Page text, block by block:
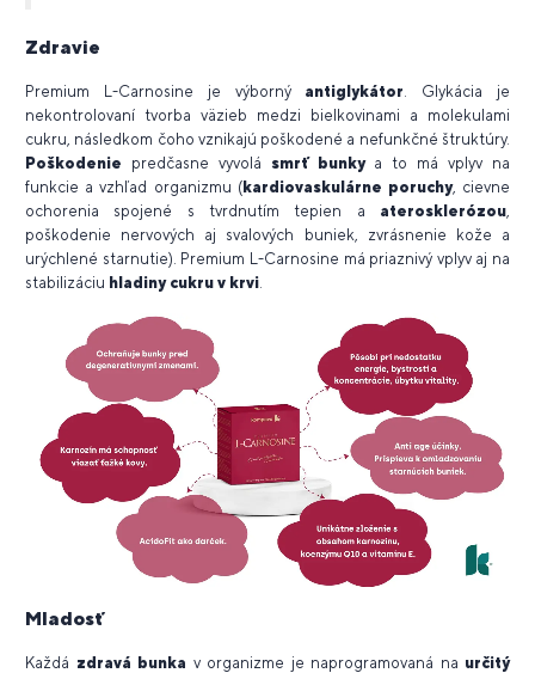
Zdravie
Premium L-Carnosine je výborný antiglykátor. Glykácia je
nekontrolovaní tvorba väzieb medzi bielkovinami a molekulami
cukru, následkom čoho vznikajú poškodené a nefunkčné štruktúry.
Poškodenie predčasne vyvolá smrť bunkya to má vplyv na
funkcie a vzhľad organizmu (kardiovaskulárne poruchy, cievne
ochorenia spojené s tvrdnutím tepien a aterosklerózou,
poškodenie nervových aj svalových buniek, zvrásnenie kože a
urýchlené starnutie). Premium L-Carnosine má priaznivý vplyv aj na
stabilizáciu hladiny cukru v krvi.
Mladosť
Každá zdravá bunka v organizme je naprogramovaná na určitý